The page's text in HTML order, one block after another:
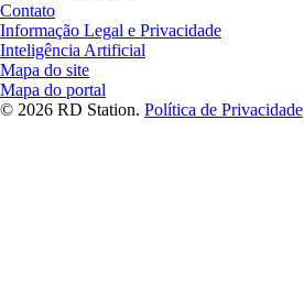
Contato
Informação Legal e Privacidade
Inteligência Artificial
Mapa do site
Mapa do portal
© 2026 RD Station. Política de Privacidade